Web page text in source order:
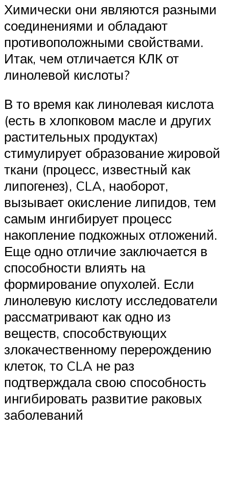
Химически они являются разными
соединениями и обладают
противоположными свойствами.
Итак, чем отличается КЛК от
линолевой кислоты?
В то время как линолевая кислота
(есть в хлопковом масле и других
растительных продуктах)
стимулирует образование жировой
ткани (процесс, известный как
липогенез), CLA, наоборот,
вызывает окисление липидов, тем
самым ингибирует процесс
накопление подкожных отложений.
Еще одно отличие заключается в
способности влиять на
формирование опухолей. Если
линолевую кислоту исследователи
рассматривают как одно из
веществ, способствующих
злокачественному перерождению
клеток, то CLA не раз
подтверждала свою способность
ингибировать развитие раковых
заболеваний